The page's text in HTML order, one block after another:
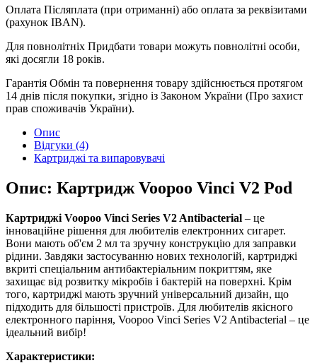
Оплата Післяплата (при отриманні) або оплата за реквізитами
(рахунок IBAN).
Для повнолітніх Придбати товари можуть повнолітні особи,
які досягли 18 років.
Гарантія Обмін та повернення товару здійснюється протягом
14 днів після покупки, згідно із Законом України (Про захист
прав споживачів України).
Опис
Відгуки (4)
Картриджі та випаровувачі
Опис: Картридж Voopoo Vinci V2 Pod
Картриджі Voopoo Vinci Series V2 Antibacterial – це
інноваційне рішення для любителів електронних сигарет.
Вони мають об'єм 2 мл та зручну конструкцію для заправки
рідини. Завдяки застосуванню нових технологій, картриджі
вкриті спеціальним антибактеріальним покриттям, яке
захищає від розвитку мікробів і бактерій на поверхні. Крім
того, картриджі мають зручний універсальний дизайн, що
підходить для більшості пристроїв. Для любителів якісного
електронного паріння, Voopoo Vinci Series V2 Antibacterial – це
ідеальний вибір!
Характеристики: